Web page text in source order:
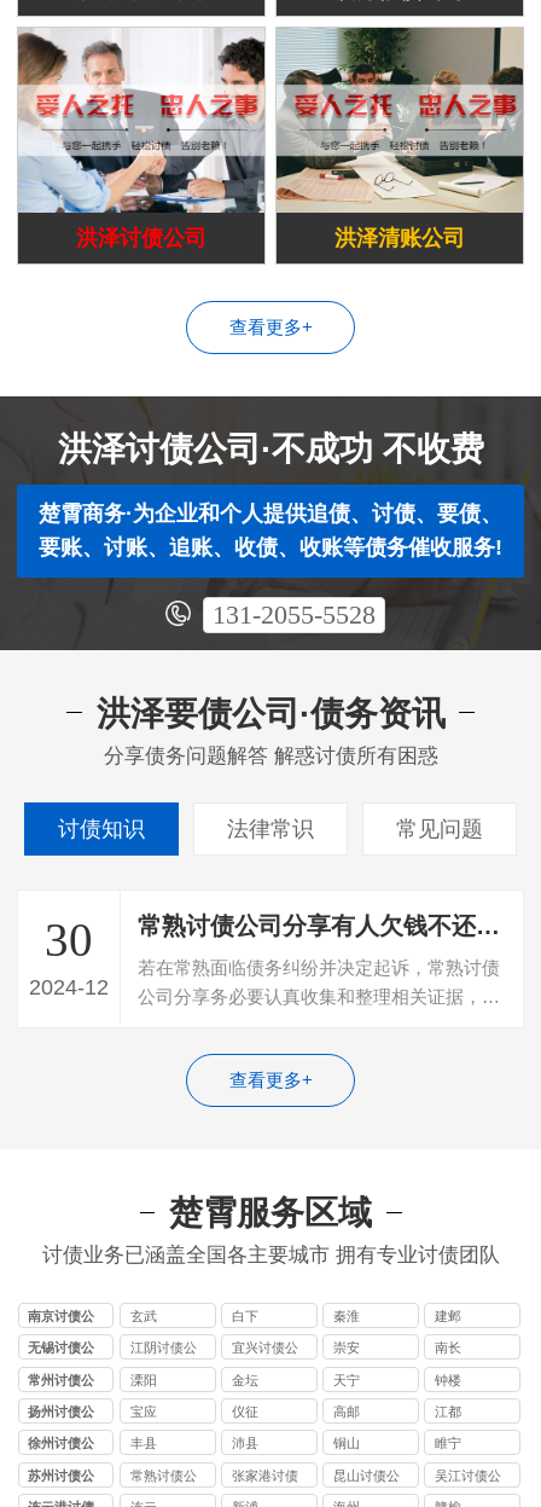
洪泽讨债公司 洪泽清账公司
查看更多+
洪泽讨债公司·不成功 不收费
楚霄商务·为企业和个人提供追债、讨债、要债、
要账、讨账、追账、收债、收账等债务催收服务!
131-2055-5528
洪泽要债公司·债务资讯
分享债务问题解答 解惑讨债所有困惑
讨债知识 法律常识 常见问题
30
2024-12
常熟讨债公司分享有人欠钱不还想起诉需要哪些证据
若在常熟面临债务纠纷并决定起诉，常熟讨债
公司分享务必要认真收集和整理相关证据，包
查看更多+
楚霄服务区域
讨债业务已涵盖全国各主要城市 拥有专业讨债团队
南京讨债公
司
玄武 白下 秦淮 建邺
无锡讨债公
司
江阴讨债公
司
宜兴讨债公
司
崇安 南长
常州讨债公
司
溧阳 金坛 天宁 钟楼
扬州讨债公
司
宝应 仪征 高邮 江都
徐州讨债公
司
丰县 沛县 铜山 睢宁
苏州讨债公
司
常熟讨债公
司
张家港讨债
公司
昆山讨债公
司
吴江讨债公
司